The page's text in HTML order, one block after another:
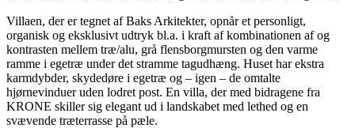
Villaen, der er tegnet af Baks Arkitekter, opnår et personligt,
organisk og eksklusivt udtryk bl.a. i kraft af kombinationen af og
kontrasten mellem træ/alu, grå flensborgmursten og den varme
ramme i egetræ under det stramme tagudhæng. Huset har ekstra
karmdybder, skydedøre i egetræ og – igen – de omtalte
hjørnevinduer uden lodret post. En villa, der med bidragene fra
KRONE skiller sig elegant ud i landskabet med lethed og en
svævende træterrasse på pæle.